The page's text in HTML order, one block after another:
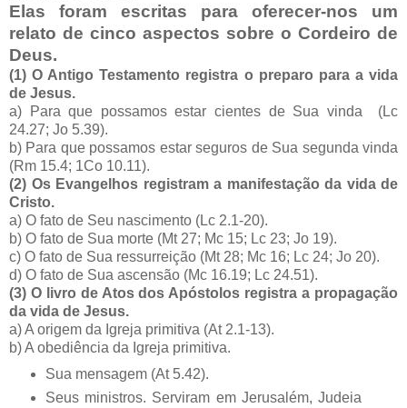
Elas foram escritas para oferecer-nos um
relato de cinco aspectos sobre o Cordeiro de
Deus.
(1) O Antigo Testamento registra o preparo para a vida
de Jesus.
a) Para que possamos estar cientes de Sua vinda (Lc
24.27; Jo 5.39).
b) Para que possamos estar seguros de Sua segunda vinda
(Rm 15.4; 1Co 10.11).
(2) Os Evangelhos registram a manifestação da vida de
Cristo.
a) O fato de Seu nascimento (Lc 2.1-20).
b) O fato de Sua morte (Mt 27; Mc 15; Lc 23; Jo 19).
c) O fato de Sua ressurreição (Mt 28; Mc 16; Lc 24; Jo 20).
d) O fato de Sua ascensão (Mc 16.19; Lc 24.51).
(3) O livro de Atos dos Apóstolos registra a propagação
da vida de Jesus.
a) A origem da Igreja primitiva (At 2.1-13).
b) A obediência da Igreja primitiva.
Sua mensagem (At 5.42).
Seus ministros. Serviram em Jerusalém, Judeia